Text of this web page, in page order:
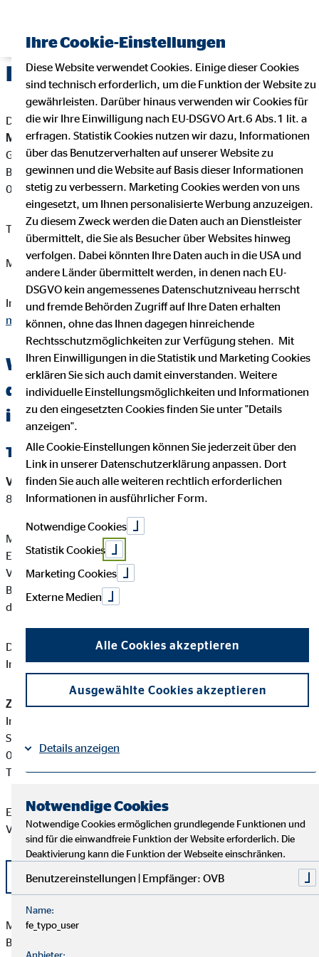
Impressum
Dieser Internetauftritt ist ein Angebot von:
Maurice Pretscher
Geschäftsstellenleiter für die OVB Vermögensberatung AG
Breitscheidstraße 89
08525 Plauen
Telefon: +49 16093346974
Mail:Maurice.pretscher@ovb.de
Internet:https://www.ovb.de/finanzberater/rodewisch-
maurice-pretscher.html
Wichtige Kundeninformationen über
den OVB Berater Maurice Pretscher
in Plauen
Tätigkeitsart
Versicherungsvermittler-Registernummer:D-EARO-UT1C8-
82
Maurice Pretscher ist ein Versicherungsvertreter mit
Erlaubnispflicht nach § 34 d Abs. 1 GewO, eingetragen in das
Vermittlerregister gemäß § 34d Abs. 10 GewO,
Bundesrepublik Deutschland Berufsrechtliche Regelung: § 34
d GewO, §§ 59 - 68 VVG, VersVermV
Diese berufsrechtlichen Regelungen können Sie auf folgender
Internetseite einsehen:www.gesetze-im-internet.de
Zuständige Erlaubnisbehörde:
Industrie- und Handelskammer Chemnitz
Straße der Nationen 25
09111 Chemnitz
Tel: +49 371 6900-0
Eine aktuelle Auflistung der Produktpartner der OVB
Vermögensberatung AG finden Sie hier:
Liste OVB Produktpartner als PDF
Maurice Pretscher besitzt weder direkte noch indirekte
Beteiligungen von über zehn Prozent an den Stimmrechten
Ihre Cookie-Einstellungen
Diese Website verwendet Cookies. Einige dieser Cookies
sind technisch erforderlich, um die Funktion der Website zu
gewährleisten. Darüber hinaus verwenden wir Cookies für
die wir Ihre Einwilligung nach EU-DSGVO Art.6 Abs.1 lit. a
erfragen. Statistik Cookies nutzen wir dazu, Informationen
über das Benutzerverhalten auf unserer Website zu
gewinnen und die Website auf Basis dieser Informationen
stetig zu verbessern. Marketing Cookies werden von uns
eingesetzt, um Ihnen personalisierte Werbung anzuzeigen.
Zu diesem Zweck werden die Daten auch an Dienstleister
übermittelt, die Sie als Besucher über Websites hinweg
verfolgen. Dabei könnten Ihre Daten auch in die USA und
andere Länder übermittelt werden, in denen nach EU-
DSGVO kein angemessenes Datenschutzniveau herrscht
und fremde Behörden Zugriff auf Ihre Daten erhalten
können, ohne das Ihnen dagegen hinreichende
Rechtsschutzmöglichkeiten zur Verfügung stehen. Mit
Ihren Einwilligungen in die Statistik und Marketing Cookies
erklären Sie sich auch damit einverstanden. Weitere
individuelle Einstellungsmöglichkeiten und Informationen
zu den eingesetzten Cookies finden Sie unter "Details
anzeigen".
Alle Cookie-Einstellungen können Sie jederzeit über den
Link in unserer Datenschutzerklärung anpassen. Dort
finden Sie auch alle weiteren rechtlich erforderlichen
Informationen in ausführlicher Form.
Notwendige Cookies
Statistik Cookies
Marketing Cookies
Externe Medien
Alle Cookies akzeptieren
Ausgewählte Cookies akzeptieren
Details anzeigen
Notwendige Cookies
Notwendige Cookies ermöglichen grundlegende Funktionen und
sind für die einwandfreie Funktion der Website erforderlich. Die
Deaktivierung kann die Funktion der Webseite einschränken.
Benutzereinstellungen | Empfänger: OVB
Name:
fe_typo_user
Anbieter: